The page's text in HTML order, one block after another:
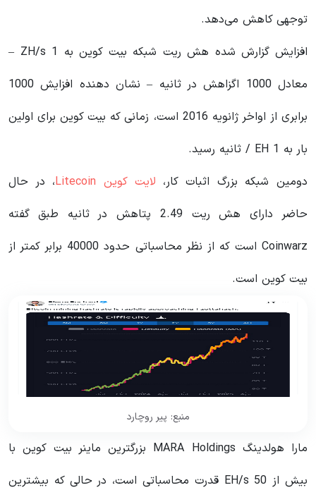
توجهی کاهش می‌دهد.
افزایش گزارش شده هش ریت شبکه بیت کوین به 1 ZH/s –
معادل 1000 اگزاهش در ثانیه – نشان دهنده افزایش 1000
برابری از اواخر ژانویه 2016 است، زمانی که بیت کوین برای اولین
بار به 1 EH / ثانیه رسید.
دومین شبکه بزرگ اثبات کار، لایت کوین Litecoin
، در حال
حاضر دارای هش ریت 2.49 پتاهش در ثانیه طبق گفته
Coinwarz است که از نظر محاسباتی حدود 40000 برابر کمتر از
بیت کوین است.
منبع: پیر روچارد
مارا هولدینگ MARA Holdings بزرگترین ماینر بیت کوین با
بیش از 50 EH/s قدرت محاسباتی است، در حالی که بیشترین